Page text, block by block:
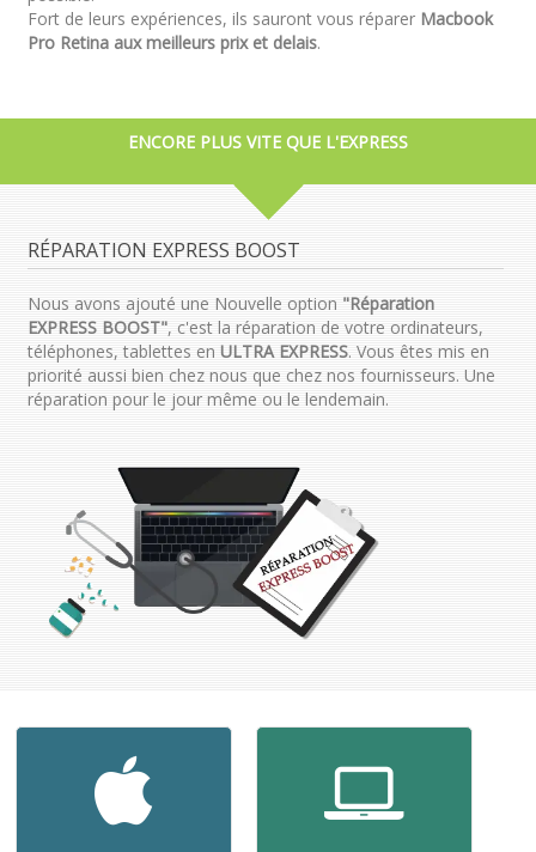
Fort de leurs expériences, ils sauront vous réparer Macbook
Pro Retina aux meilleurs prix et delais.
ENCORE PLUS VITE QUE L'EXPRESS
RÉPARATION EXPRESS BOOST
Nous avons ajouté une Nouvelle option "Réparation
EXPRESS BOOST", c'est la réparation de votre ordinateurs,
téléphones, tablettes en ULTRA EXPRESS. Vous êtes mis en
priorité aussi bien chez nous que chez nos fournisseurs. Une
réparation pour le jour même ou le lendemain.